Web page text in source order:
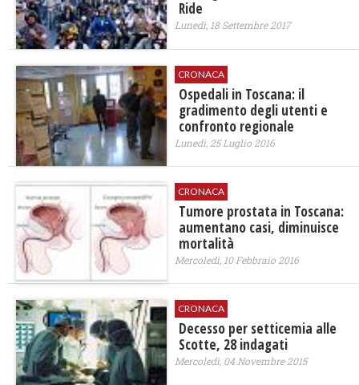
Ride
Lunedì, 18 Settembre 2017
CRONACA
Ospedali in Toscana: il
gradimento degli utenti e
confronto regionale
Lunedì, 25 Luglio 2016
CRONACA
Tumore prostata in Toscana:
aumentano casi, diminuisce
mortalità
Mercoledì, 10 Febbraio 2016
CRONACA
​Decesso per setticemia alle
Scotte, 28 indagati
Mercoledì, 04 Novembre 2015